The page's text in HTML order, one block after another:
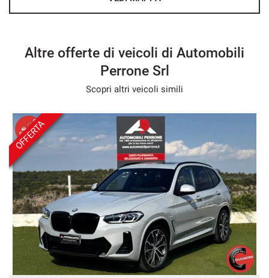
Sarete i benvenuti!!
- We speak English
- Wir sprechen Deutsch
- Nous parlons français
Altre offerte di veicoli di Automobili
Perrone Srl
Scopri altri veicoli simili
OFFERTA